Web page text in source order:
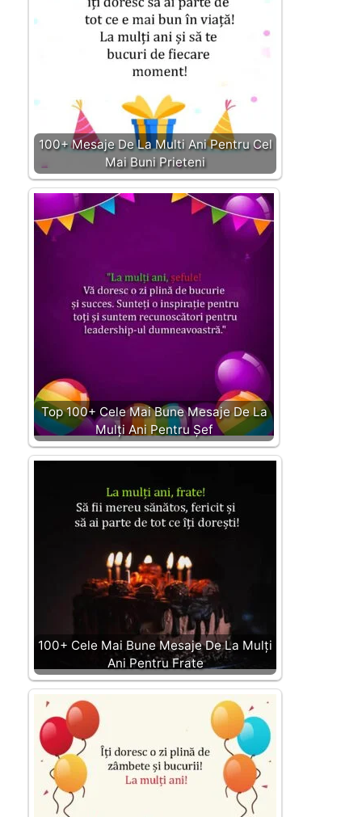
100+ Mesaje De La Multi Ani Pentru Cel
Mai Buni Prieteni
Top 100+ Cele Mai Bune Mesaje De La
Mulți Ani Pentru Șef
100+ Cele Mai Bune Mesaje De La Mulți
Ani Pentru Frate